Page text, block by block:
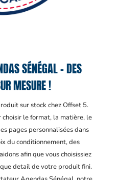
SÉNÉGAL – DES
MESURE !
sur stock chez Offset 5.
choisir le format, la matière, le
pages personnalisées dans
du conditionnement, des
afin que vous choisissiez
detail de votre produit fini.